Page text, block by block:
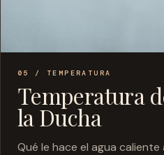
05 / TEMPERATURA
Temperatura
la Ducha
Qué le hace el agua